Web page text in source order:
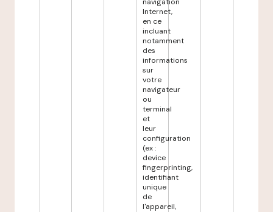
Internet,
en ce
incluant
notamment
des
informations
sur
votre
navigateur
ou
terminal
et
leur
configuration
(ex :
device
fingerprinting,
identifiant
unique
de
l'appareil,